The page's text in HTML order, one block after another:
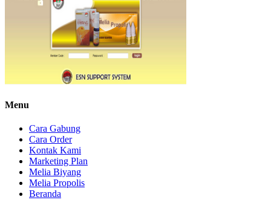
Menu
Cara Gabung
Cara Order
Kontak Kami
Marketing Plan
Melia Biyang
Melia Propolis
Beranda